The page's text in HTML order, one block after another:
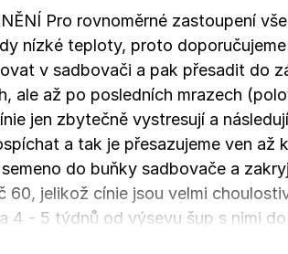
Pro rovnoměrné zastoupení
nízké teploty, proto
v sadbovači a pak přesadit do
ale až po posledních mrazech
jen zbytečně vystresují a
a tak je přesazujeme ven až
do buňky sadbovače a
60, jelikož cínie jsou velmi
4 - 5 týdnů od výsevu šup s nimi
bal a tento šok může způsobit, že